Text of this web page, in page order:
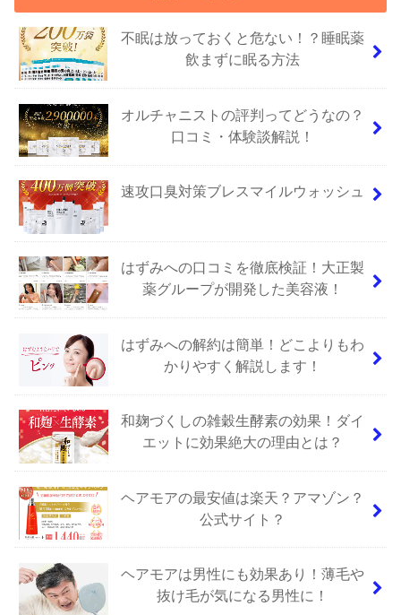
不眠は放っておくと危ない！？睡眠薬
飲まずに眠る方法
オルチャニストの評判ってどうなの？
口コミ・体験談解説！
速攻口臭対策ブレスマイルウォッシュ
はずみへの口コミを徹底検証！大正製
薬グループが開発した美容液！
はずみへの解約は簡単！どこよりもわ
かりやすく解説します！
和麹づくしの雑穀生酵素の効果！ダイ
エットに効果絶大の理由とは？
ヘアモアの最安値は楽天？アマゾン？
公式サイト？
ヘアモアは男性にも効果あり！薄毛や
抜け毛が気になる男性に！